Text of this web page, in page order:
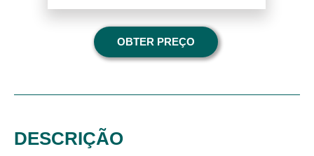
OBTER PREÇO
DESCRIÇÃO